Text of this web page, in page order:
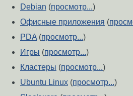
Debian (просмотр...)
Офисные приложения (
PDA (просмотр...)
Игры (просмотр...)
Кластеры (просмотр...)
Ubuntu Linux (просмотр...)